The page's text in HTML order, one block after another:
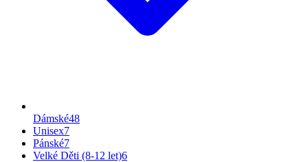
Dámské48
Unisex7
Pánské7
Velké Děti (8-12 let)6